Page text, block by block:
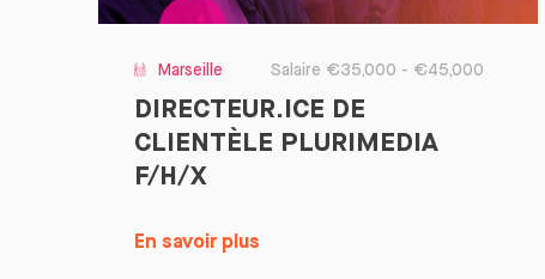
Marseille Salaire €35,000 - €45,000
DIRECTEUR.ICE DE
CLIENTÈLE PLURIMEDIA
F/H/X
En savoir plus